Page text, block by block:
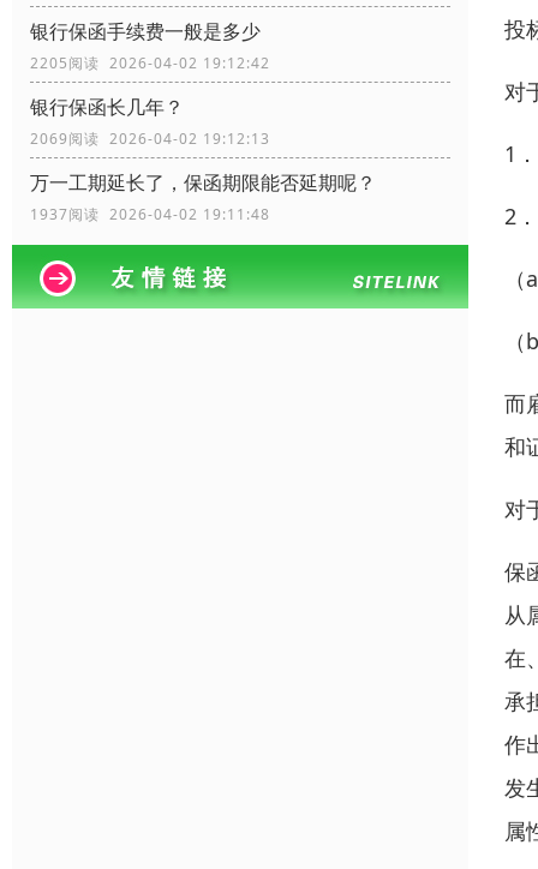
银行保函手续费一般是多少
2205阅读 2026-04-02 19:12:42
银行保函长几年？
2069阅读 2026-04-02 19:12:13
万一工期延长了，保函期限能否延期呢？
1937阅读 2026-04-02 19:11:48
投
对
1
2
而
和
对
保
从
在
承
作
发
属